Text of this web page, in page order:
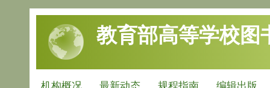
跳转到主要内容
教育部高等学校图